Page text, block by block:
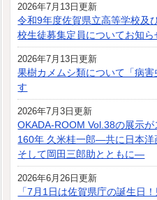
2026年7月13日更新
令和9年度佐賀県立高等学校及
校生徒募集定員についてお知ら
2026年7月13日更新
果樹カメムシ類について「病
す
2026年7月3日更新
OKADA-ROOM Vol.38の展示
160年 久米桂一郎―共に日本洋
そして岡田三郎助とともに―
2026年6月26日更新
「7月1日は佐賀県庁の誕生日